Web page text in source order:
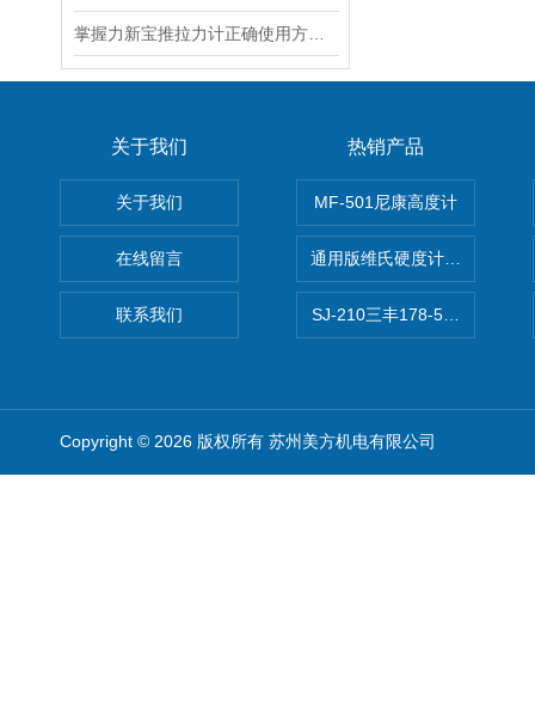
关于我们
关于我们
在线留言
联系我们
热销产品
MF-501尼康高度计
通用版维氏硬度计软件 自动
SJ-210三丰178-560-11DC粗
Copyright © 2026 版权所有 苏州美方机电有限公司